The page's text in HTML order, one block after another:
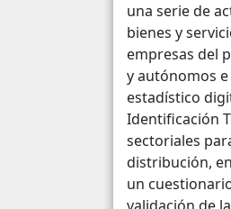
una serie de
bienes y
empresas del
y autónomos
estadístico
Identificación
sectoriales
distribución,
un